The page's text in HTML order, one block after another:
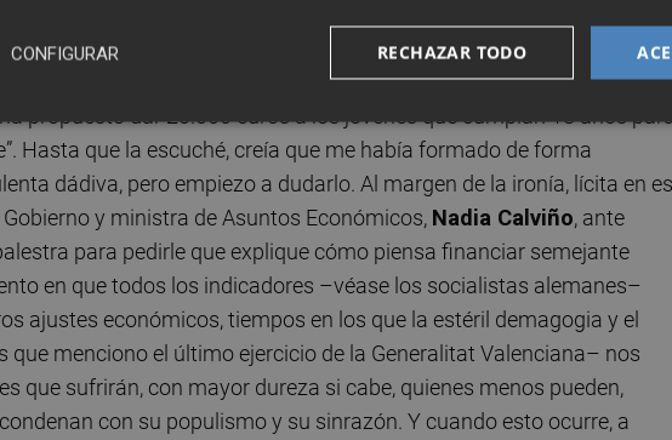
larga lista de dolorosas ofrendas al sentido común, nos la acaba
Gobierno, ministra de Trabajo y candidata de Sumar a la
propuesto dar 20.000 euros a los jóvenes que cumplan 18 años
Hasta que la escuché, creía que me había formado de forma
dádiva, pero empiezo a dudarlo. Al margen de la ironía, lícita en
y ministra de Asuntos Económicos, Nadia Calviño, ante
para pedirle que explique cómo piensa financiar semejante
en que todos los indicadores –véase los socialistas alemanes–
ajustes económicos, tiempos en los que la estéril demagogia y el
menciono el último ejercicio de la Generalitat Valenciana– nos
que sufrirán, con mayor dureza si cabe, quienes menos pueden,
con su populismo y su sinrazón. Y cuando esto ocurre, a
RECHAZAR TODO
CONFIGURAR